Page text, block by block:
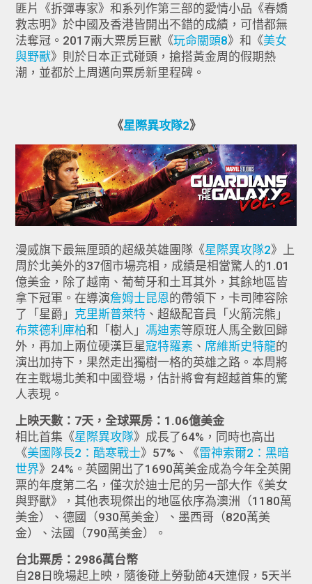
匪片《拆彈專家》和系列作第三部的愛情小品《春嬌
救志明》於中國及香港皆開出不錯的成績，可惜都無
法奪冠。2017兩大票房巨獸《玩命關頭8》和《美女
與野獸》則於日本正式碰頭，搶搭黃金周的假期熱
潮，並都於上周邁向票房新里程碑。
《星際異攻隊2》
漫威旗下最無厘頭的超級英雄團隊《星際異攻隊2》上
周於北美外的37個市場亮相，成績是相當驚人的1.01
億美金，除了越南、葡萄牙和土耳其外，其餘地區皆
拿下冠軍。在導演詹姆士昆恩的帶領下，卡司陣容除
了「星爵」 克里斯普萊特 、超級配音員「火箭浣熊」
布萊德利庫柏和「樹人」馮迪索等原班人馬全數回歸
外，再加上兩位硬漢巨星寇特羅素 、 席維斯史特龍的
演出加持下，果然走出獨樹一格的英雄之路。本周將
在主戰場北美和中國登場，估計將會有超越首集的驚
人表現。
上映天數：7天，全球票房：1.06億美金
相比首集《星際異攻隊》成長了64%，同時也高出
《美國隊長2：酷寒戰士》57%、《雷神索爾2：黑暗
世界》24%。英國開出了1690萬美金成為今年全英開
票的年度第二名，僅次於迪士尼的另一部大作《美女
與野獸》，其他表現傑出的地區依序為澳洲（1180萬
美金）、德國（930萬美金）、墨西哥（820萬美
金）、法國（790萬美金）。
台北票房：2986萬台幣
自28日晚場起上映，隨後碰上勞動節4天連假，5天半